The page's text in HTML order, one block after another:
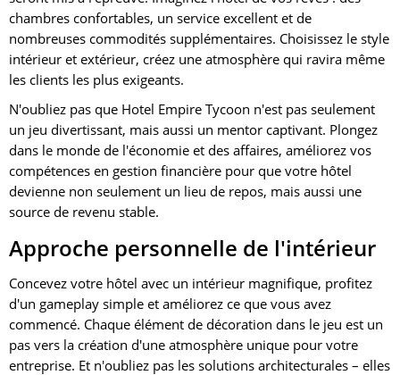
chambres confortables, un service excellent et de
nombreuses commodités supplémentaires. Choisissez le style
intérieur et extérieur, créez une atmosphère qui ravira même
les clients les plus exigeants.
N'oubliez pas que Hotel Empire Tycoon n'est pas seulement
un jeu divertissant, mais aussi un mentor captivant. Plongez
dans le monde de l'économie et des affaires, améliorez vos
compétences en gestion financière pour que votre hôtel
devienne non seulement un lieu de repos, mais aussi une
source de revenu stable.
Approche personnelle de l'intérieur
Concevez votre hôtel avec un intérieur magnifique, profitez
d'un gameplay simple et améliorez ce que vous avez
commencé. Chaque élément de décoration dans le jeu est un
pas vers la création d'une atmosphère unique pour votre
entreprise. Et n'oubliez pas les solutions architecturales – elles